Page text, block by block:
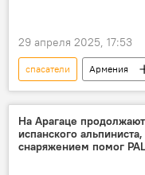
29 апреля 2025, 17:53
спасатели Армения
Россия
На Арагаце
испанского
снаряжением помог